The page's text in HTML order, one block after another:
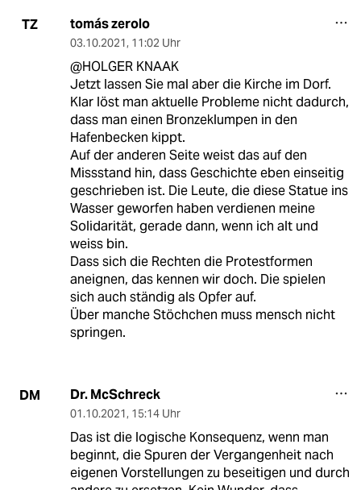
TZ tomás zerolo
03.10.2021, 11:02 Uhr
@HOLGER KNAAK
Jetzt lassen Sie mal aber die Kirche im Dorf.
Klar löst man aktuelle Probleme nicht dadurch,
dass man einen Bronzeklumpen in den
Hafenbecken kippt.
Auf der anderen Seite weist das auf den
Missstand hin, dass Geschichte eben einseitig
geschrieben ist. Die Leute, die diese Statue ins
Wasser geworfen haben verdienen meine
Solidarität, gerade dann, wenn ich alt und
weiss bin.
Dass sich die Rechten die Protestformen
aneignen, das kennen wir doch. Die spielen
sich auch ständig als Opfer auf.
Über manche Stöchchen muss mensch nicht
springen.
DM Dr. McSchreck
01.10.2021, 15:14 Uhr
Das ist die logische Konsequenz, wenn man
beginnt, die Spuren der Vergangenheit nach
eigenen Vorstellungen zu beseitigen und durch